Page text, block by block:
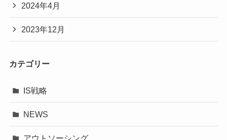
2024年4月
2023年12月
カテゴリー
IS戦略
NEWS
アウトソーシング